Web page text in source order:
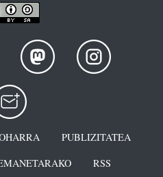
PUBLIZITATEA
RSS